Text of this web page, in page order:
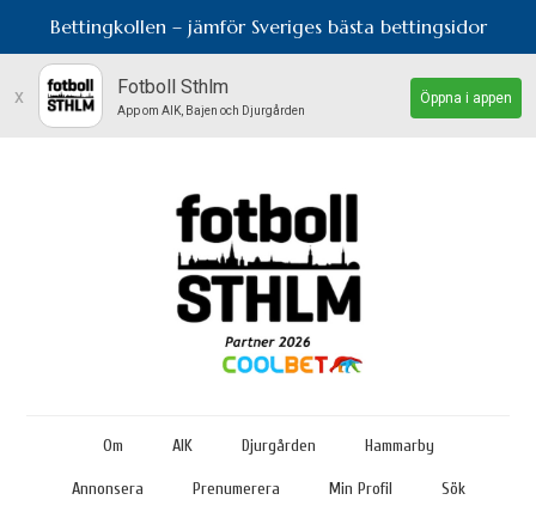
Bettingkollen – jämför Sveriges bästa bettingsidor
x Fotboll Sthlm
App om AIK, Bajen och Djurgården
Öppna i appen
Om AIK Djurgården Hammarby
Annonsera Prenumerera Min Profil Sök